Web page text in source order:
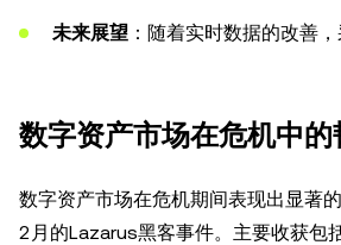
未来展望 ：随着实时数据的改善
数字资产市场在危机中的
数字资产市场在危机期间表现出显著
2月的Lazarus黑客事件。主要收获包